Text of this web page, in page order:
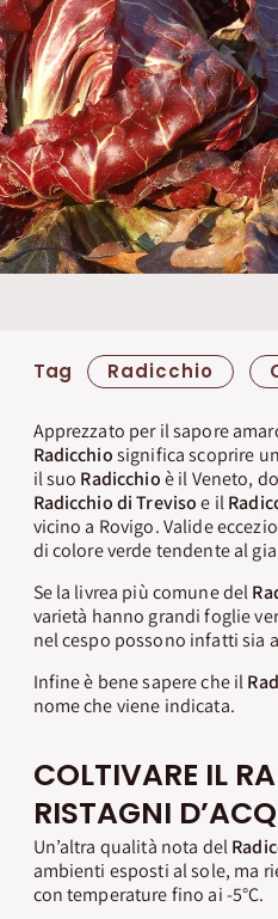
Tag Radicchio
Apprezzato per il sapore
Radicchiosignifica scoprire
il suo Radicchioè il Veneto,
Radicchio di Trevisoe il
vicino a Rovigo. Valide
di colore verde tendente al
Se la livrea più comune del
varietà hanno grandi foglie
nel cespo possono infatti sia
Infine è bene sapere che il
nome che viene indicata.
COLTIVARE IL
RISTAGNI
Un’altra qualità nota del
ambienti esposti al sole, ma
con temperature fino ai -5°C.